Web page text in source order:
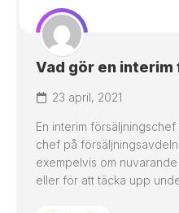
Vad gör en
23 april, 2021
En interim
chef på
exempelvis om
eller för att täcka upp